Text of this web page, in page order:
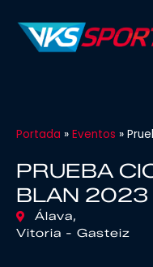
Portada » Eventos »
PRUEBA
BLAN 2023
Álava,
Vitoria - Gasteiz